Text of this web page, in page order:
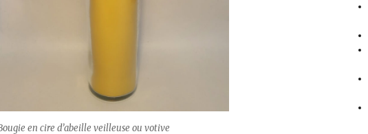
en cire d’abeille veilleuse ou votive